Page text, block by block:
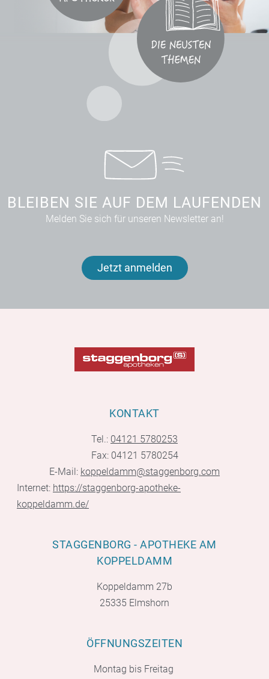
BLEIBEN SIE AUF DEM LAUFENDEN
Melden Sie sich für unseren Newsletter an!
Jetzt anmelden
KONTAKT
Tel.: 04121 5780253
Fax: 04121 5780254
E-Mail: koppeldamm@staggenborg.com
Internet: https://staggenborg-apotheke-
koppeldamm.de/
STAGGENBORG - APOTHEKE AM
KOPPELDAMM
Koppeldamm 27b
25335 Elmshorn
ÖFFNUNGSZEITEN
Montag bis Freitag